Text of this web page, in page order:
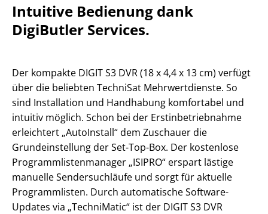
Intuitive Bedienung dank
DigiButler Services.
Der kompakte DIGIT S3 DVR (18 x 4,4 x 13 cm) verfügt
über die beliebten TechniSat Mehrwertdienste. So
sind Installation und Handhabung komfortabel und
intuitiv möglich. Schon bei der Erstinbetriebnahme
erleichtert „AutoInstall“ dem Zuschauer die
Grundeinstellung der Set-Top-Box. Der kostenlose
Programmlistenmanager „ISIPRO“ erspart lästige
manuelle Sendersuchläufe und sorgt für aktuelle
Programmlisten. Durch automatische Software-
Updates via „TechniMatic“ ist der DIGIT S3 DVR